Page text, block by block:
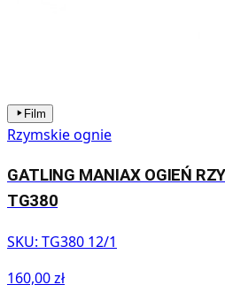
Film
Rzymskie ognie
GATLING MANIAX OGIEŃ
TG380
SKU: TG380 12/1
160,00 zł